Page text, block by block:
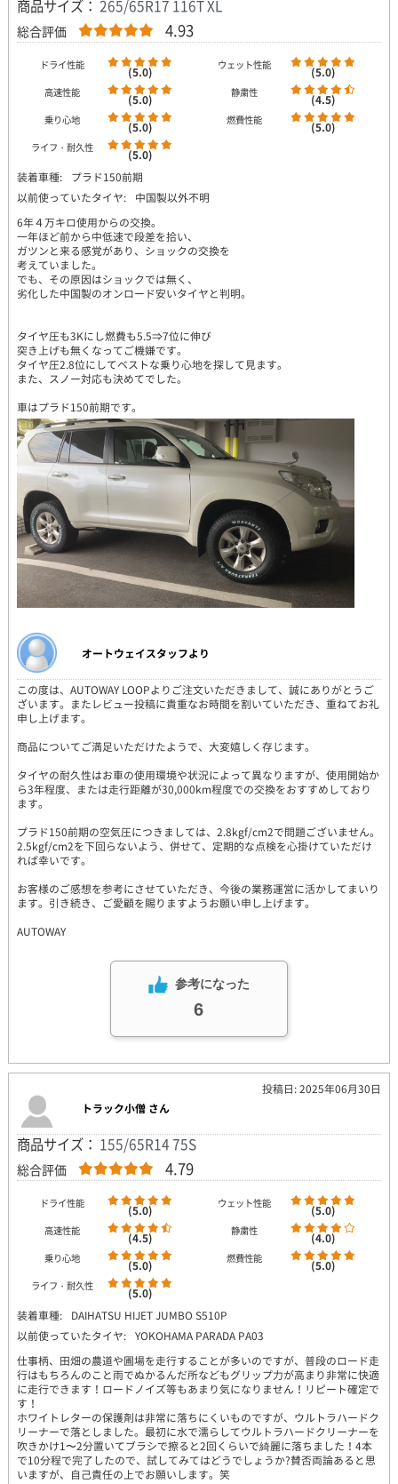
商品サイズ： 265/65R17 116T XL
総合評価 4.93
ドライ性能 (5.0) ウェット性能 (5.0)
高速性能 (5.0) 静粛性 (4.5)
乗り心地 (5.0) 燃費性能 (5.0)
ライフ・耐久性
(5.0)
装着車種:
プラド150前期
以前使っていたタイヤ:
中国製以外不明
6年４万キロ使用からの交換。
一年ほど前から中低速で段差を拾い、
ガツンと来る感覚があり、ショックの交換を
考えていました。
でも、その原因はショックでは無く、
劣化した中国製のオンロード安いタイヤと判明。
タイヤ圧も3Kにし燃費も5.5⇒7位に伸び
突き上げも無くなってご機嫌です。
タイヤ圧2.8位にしてベストな乗り心地を探して見ます。
また、スノー対応も決めてでした。
車はプラド150前期です。
オートウェイスタッフより
この度は、AUTOWAY LOOPよりご注文いただきまして、誠にありがとうご
ざいます。またレビュー投稿に貴重なお時間を割いていただき、重ねてお礼
申し上げます。
商品についてご満足いただけたようで、大変嬉しく存じます。
タイヤの耐久性はお車の使用環境や状況によって異なりますが、使用開始か
ら3年程度、または走行距離が30,000km程度での交換をおすすめしており
ます。
プラド150前期の空気圧につきましては、2.8kgf/cm2で問題ございません。
2.5kgf/cm2を下回らないよう、併せて、定期的な点検を心掛けていただけ
れば幸いです。
お客様のご感想を参考にさせていただき、今後の業務運営に活かしてまいり
ます。引き続き、ご愛顧を賜りますようお願い申し上げます。
AUTOWAY
参考になった
6
投稿日: 2025年06月30日
トラック小僧 さん
商品サイズ： 155/65R14 75S
総合評価 4.79
ドライ性能 (5.0) ウェット性能 (5.0)
高速性能 (4.5) 静粛性 (4.0)
乗り心地 (5.0) 燃費性能 (5.0)
ライフ・耐久性
(5.0)
装着車種:
DAIHATSU HIJET JUMBO S510P
以前使っていたタイヤ: YOKOHAMA PARADA PA03
仕事柄、田畑の農道や圃場を走行することが多いのですが、普段のロード走
行はもちろんのこと雨でぬかるんだ所などもグリップ力が高まり非常に快適
に走行できます！ロードノイズ等もあまり気になりません！リピート確定で
す！
ホワイトレターの保護剤は非常に落ちにくいものですが、ウルトラハードク
リーナーで落としました。最初に水で濡らしてウルトラハードクリーナーを
吹きかけ1〜2分置いてブラシで擦ると2回くらいで綺麗に落ちました！4本
で10分程で完了したので、試してみてはどうでしょうか?賛否両論あると思
いますが、自己責任の上でお願いします。笑